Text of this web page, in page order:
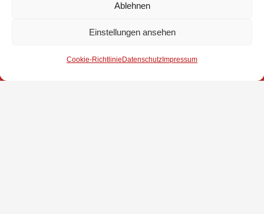
Ablehnen
Einstellungen ansehen
Cookie-Richtlinie Datenschutz Impressum